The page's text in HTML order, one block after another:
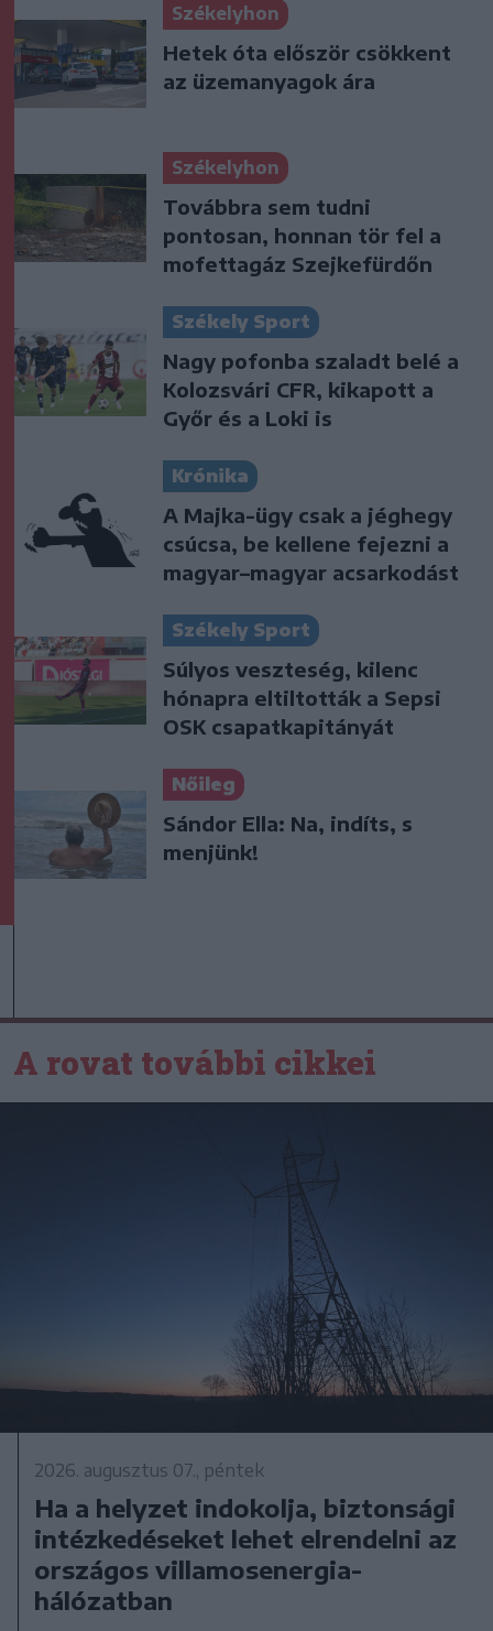
Székelyhon
Hetek óta először csökkent
az üzemanyagok ára
Székelyhon
Továbbra sem tudni
pontosan, honnan tör fel a
mofettagáz Szejkefürdőn
Székely Sport
Nagy pofonba szaladt belé a
Kolozsvári CFR, kikapott a
Győr és a Loki is
Krónika
A Majka-ügy csak a jéghegy
csúcsa, be kellene fejezni a
magyar–magyar acsarkodást
Székely Sport
Súlyos veszteség, kilenc
hónapra eltiltották a Sepsi
OSK csapatkapitányát
Nőileg
Sándor Ella: Na, indíts, s
menjünk!
A rovat további cikkei
2026. augusztus 07., péntek
Ha a helyzet indokolja, biztonsági
intézkedéseket lehet elrendelni az
országos villamosenergia-
hálózatban